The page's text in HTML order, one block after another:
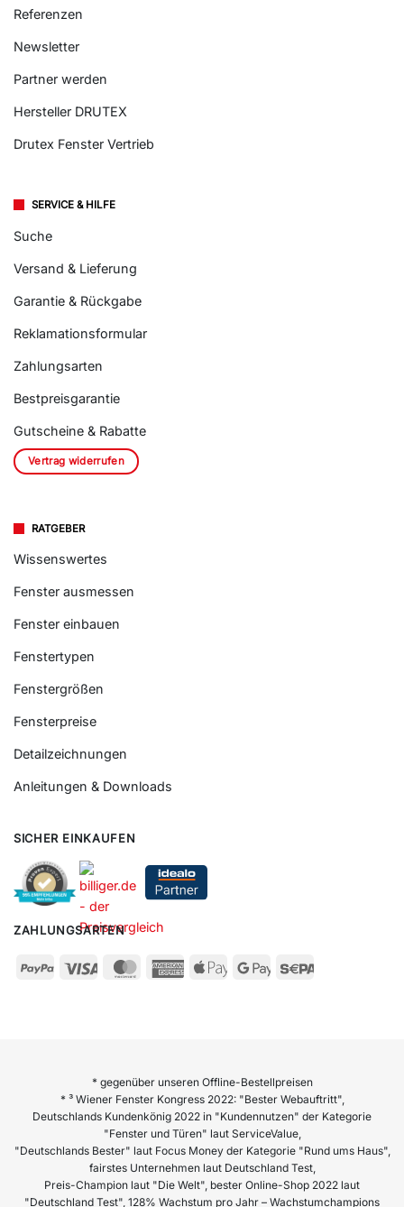
Referenzen
Newsletter
Partner werden
Hersteller DRUTEX
Drutex Fenster Vertrieb
SERVICE & HILFE
Suche
Versand & Lieferung
Garantie & Rückgabe
Reklamationsformular
Zahlungsarten
Bestpreisgarantie
Gutscheine & Rabatte
Vertrag widerrufen
RATGEBER
Wissenswertes
Fenster ausmessen
Fenster einbauen
Fenstertypen
Fenstergrößen
Fensterpreise
Detailzeichnungen
Anleitungen & Downloads
SICHER EINKAUFEN
ZAHLUNGSARTEN
* gegenüber unseren Offline-Bestellpreisen
* ³ Wiener Fenster Kongress 2022: "Bester Webauftritt",
Deutschlands Kundenkönig 2022 in "Kundennutzen" der Kategorie
"Fenster und Türen" laut ServiceValue,
"Deutschlands Bester" laut Focus Money der Kategorie "Rund ums Haus",
fairstes Unternehmen laut Deutschland Test,
Preis-Champion laut "Die Welt", bester Online-Shop 2022 laut
"Deutschland Test", 128% Wachstum pro Jahr – Wachstumchampions